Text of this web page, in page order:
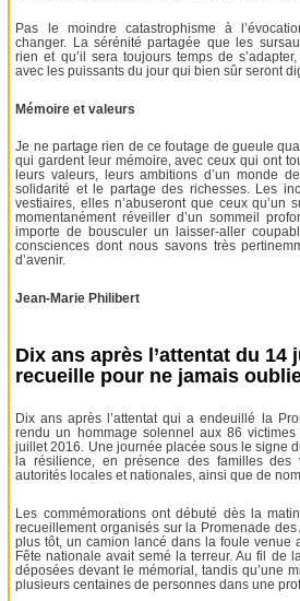
Pas le moindre catastrophisme à
changer. La sérénité partagée que les
rien et qu’il sera toujours temps de
avec les puissants du jour qui bien sûr seront
Mémoire et valeurs
Je ne partage rien de ce foutage de gueule
qui gardent leur mémoire, avec ceux qui ont
leurs valeurs, leurs ambitions d’un monde
solidarité et le partage des richesses. Les
vestiaires, elles n’abuseront que ceux qu’un
momentanément réveiller d’un sommeil
importe de bousculer un laisser-aller
consciences dont nous savons très
d’avenir.
Jean-Marie Philibert
Dix ans après l’attentat du 14
recueille pour ne jamais
Dix ans après l’attentat qui a endeuillé la
rendu un hommage solennel aux 86
juillet 2016. Une journée placée sous le signe
la résilience, en présence des familles des
autorités locales et nationales, ainsi que de
Les commémorations ont débuté dès la
recueillement organisés sur la Promenade
plus tôt, un camion lancé dans la foule venue
Fête nationale avait semé la terreur. Au fil de
déposées devant le mémorial, tandis qu’une
plusieurs centaines de personnes dans une